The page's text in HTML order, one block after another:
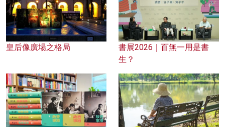
皇后像廣場之格局
書展2026｜百無一用是書
生？